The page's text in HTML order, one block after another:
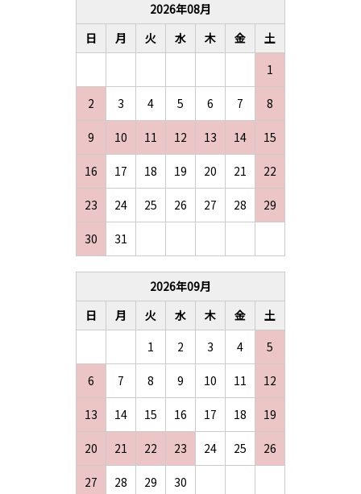
2026年08月
日
月 火 水 木 金
土
1
2 3 4 5 6 7 8
9 10 11 12 13 14 15
16 17 18 19 20 21 22
23 24 25 26 27 28 29
30 31
2026年09月
日
月 火 水 木 金
土
1
2 3 4 5
6 7 8 9 10 11 12
13 14 15 16 17 18 19
20 21 22 23 24 25 26
27 28 29 30